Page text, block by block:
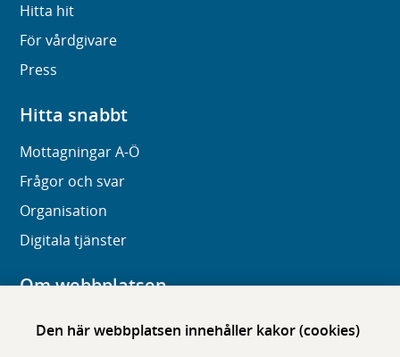
Den här webbplatsen innehåller kakor (cookies)
Hitta hit
För vårdgivare
Press
Hitta snabbt
Mottagningar A-Ö
Frågor och svar
Organisation
Digitala tjänster
Om webbplatsen
Om karolinska.se